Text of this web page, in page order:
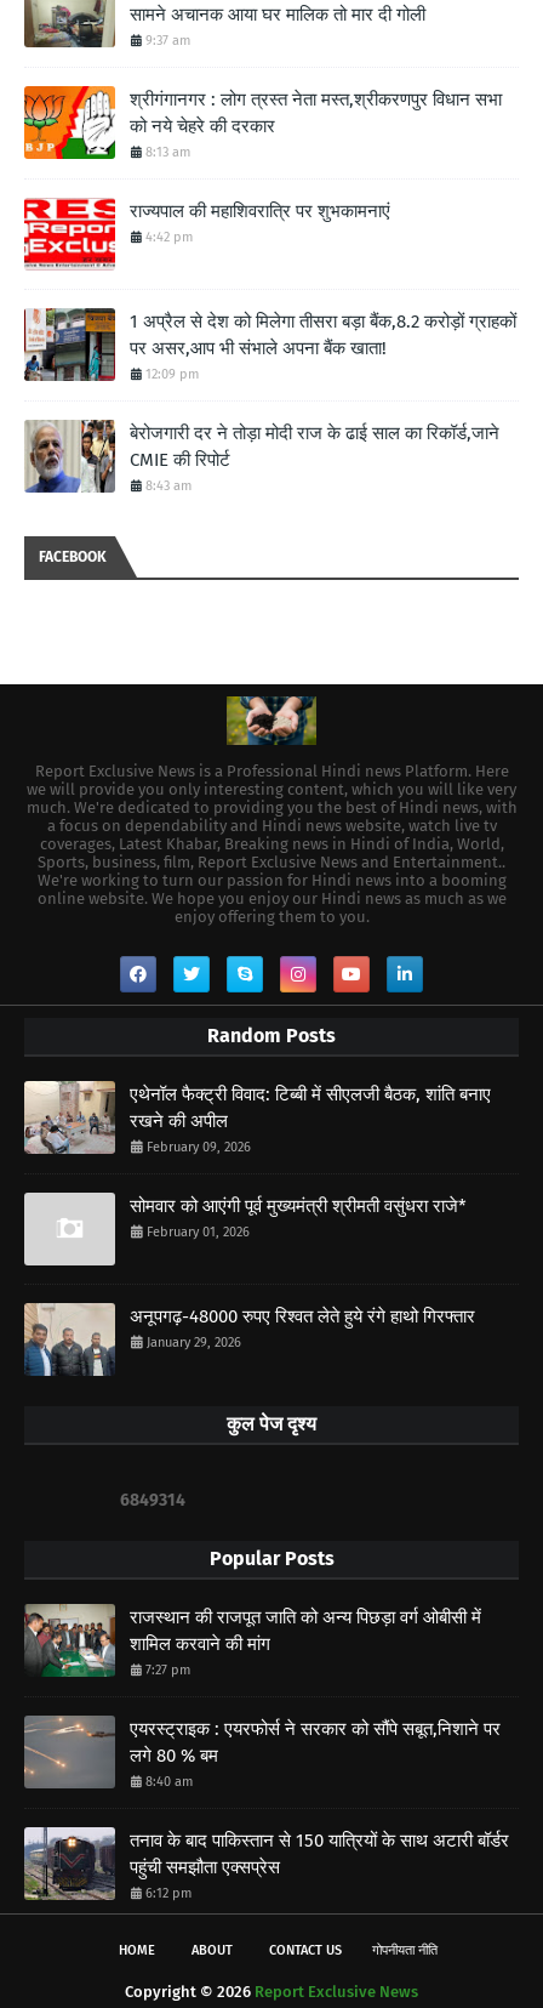
सामने अचानक आया घर मालिक तो मार दी गोली
9:37 am
श्रीगंगानगर : लोग त्रस्त नेता मस्त,श्रीकरणपुर विधान सभा
को नये चेहरे की दरकार
8:13 am
राज्यपाल की महाशिवरात्रि पर शुभकामनाएं
4:42 pm
1 अप्रैल से देश को मिलेगा तीसरा बड़ा बैंक,8.2 करोड़ों ग्राहकों
पर असर,आप भी संभाले अपना बैंक खाता!
12:09 pm
बेरोजगारी दर ने तोड़ा मोदी राज के ढाई साल का रिकॉर्ड,जाने
CMIE की रिपोर्ट
8:43 am
FACEBOOK
Report Exclusive News is a Professional Hindi news Platform. Here
we will provide you only interesting content, which you will like very
much. We're dedicated to providing you the best of Hindi news, with
a focus on dependability and Hindi news website, watch live tv
coverages, Latest Khabar, Breaking news in Hindi of India, World,
Sports, business, film, Report Exclusive News and Entertainment..
We're working to turn our passion for Hindi news into a booming
online website. We hope you enjoy our Hindi news as much as we
enjoy offering them to you.
Random Posts
एथेनॉल फैक्ट्री विवाद: टिब्बी में सीएलजी बैठक, शांति बनाए
रखने की अपील
February 09, 2026
सोमवार को आएंगी पूर्व मुख्यमंत्री श्रीमती वसुंधरा राजे*
February 01, 2026
अनूपगढ़-48000 रुपए रिश्वत लेते हुये रंगे हाथो गिरफ्तार
January 29, 2026
कुल पेज दृश्य
6849314
Popular Posts
राजस्थान की राजपूत जाति को अन्य पिछड़ा वर्ग ओबीसी में
शामिल करवाने की मांग
7:27 pm
एयरस्ट्राइक : एयरफोर्स ने सरकार को सौंपे सबूत,निशाने पर
लगे 80 % बम
8:40 am
तनाव के बाद पाकिस्तान से 150 यात्रियों के साथ अटारी बॉर्डर
पहुंची समझौता एक्सप्रेस
6:12 pm
HOME ABOUT CONTACT US गोपनीयता नीति
Copyright © 2026 Report Exclusive News